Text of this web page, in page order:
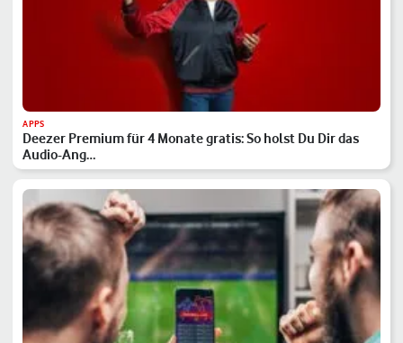
APPS
Deezer Premium für 4 Monate gratis: So holst Du Dir das
Audio-Ang…